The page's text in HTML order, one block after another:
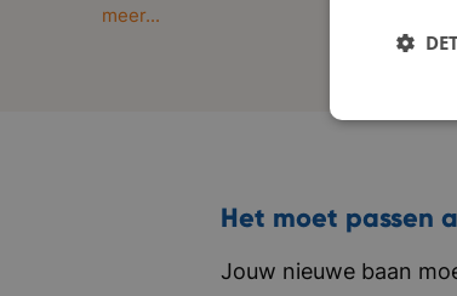
Minder dan 24
meer...
Het moet passen
Jouw nieuwe baan